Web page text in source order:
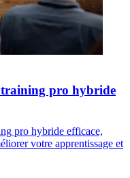
pro hybride
pro hybride efficace,
votre apprentissage et